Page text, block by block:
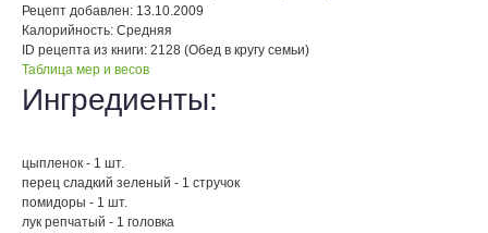
Рецепт добавлен: 13.10.2009
Калорийность: Средняя
ID рецепта из книги: 2128 (Обед в кругу семьи)
Таблица мер и весов
Ингредиенты:
цыпленок - 1 шт.
перец сладкий зеленый - 1 стручок
помидоры - 1 шт.
лук репчатый - 1 головка